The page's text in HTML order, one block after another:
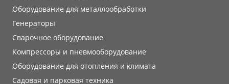
Оборудование для металлообработки
Генераторы
Сварочное оборудование
Компрессоры и пневмооборудование
Оборудование для отопления и климата
Садовая и парковая техника